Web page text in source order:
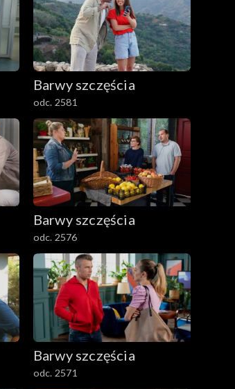
Barwy szczęścia
odc. 2581
Barwy szczęścia
odc. 2576
Barwy szczęścia
odc. 2571